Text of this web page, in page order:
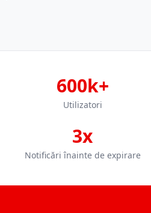
600k+
Utilizatori
3x
Notificări înainte de expirare